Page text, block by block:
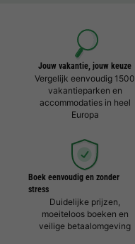
Jouw vakantie, jouw keuze
Vergelijk eenvoudig 1500
vakantieparken en
accommodaties in heel
Europa
Boek eenvoudig en zonder
stress
Duidelijke prijzen,
moeiteloos boeken en
veilige betaalomgeving